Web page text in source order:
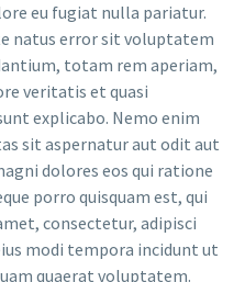
eu fugiat nulla pariatur.
natus error sit voluptatem
totam rem aperiam,
veritatis et quasi
explicabo. Nemo enim
sit aspernatur aut odit aut
dolores eos qui ratione
porro quisquam est, qui
consectetur, adipisci
modi tempora incidunt ut
quaerat voluptatem.